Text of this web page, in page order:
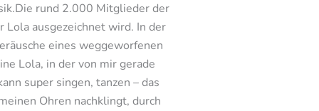
rund 2.000 Mitglieder der
ausgezeichnet wird. In der
eines weggeworfenen
Lola, in der von mir gerade
super singen, tanzen – das
Ohren nachklingt, durch